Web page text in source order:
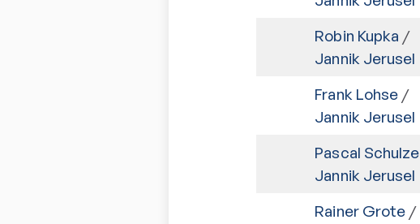
Robin Kupka /
Jannik Jerusel
Frank Lohse /
Jannik Jerusel
Pascal Schulze
Jannik Jerusel
Rainer Grote /